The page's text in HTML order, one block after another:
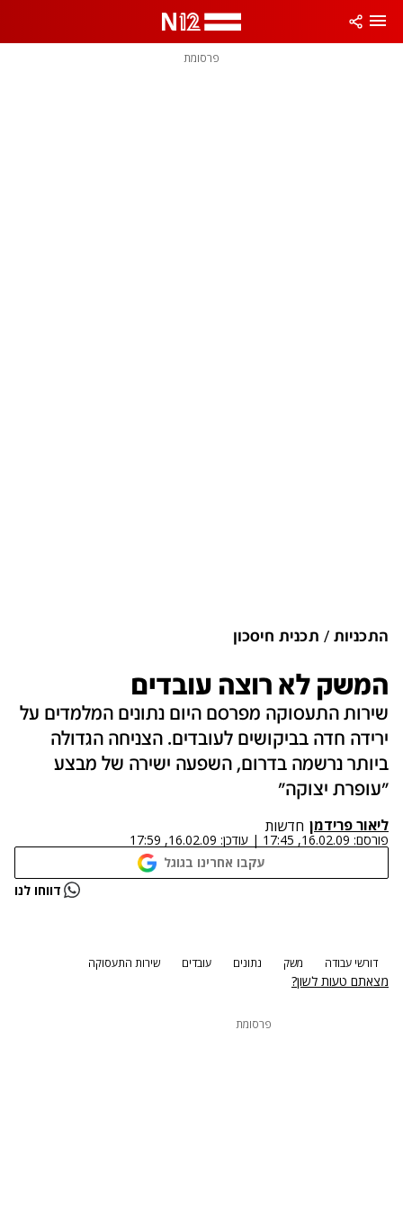
פרסומת
התכניות תכנית חיסכון
המשק לא רוצה עובדים
שירות התעסוקה מפרסם היום נתונים המלמדים על
ירידה חדה בביקושים לעובדים. הצניחה הגדולה
ביותר נרשמה בדרום, השפעה ישירה של מבצע
"עופרת יצוקה"
ליאור פרידמן חדשות
פורסם: 16.02.09, 17:45
| עודכן: 16.02.09, 17:59
עקבו אחרינו בגוגל
נתקלנו בבעיה דווחו לנו
דורשי עבודה משק נתונים עובדים שירות התעסוקה
מצאתם טעות לשון?
פרסומת